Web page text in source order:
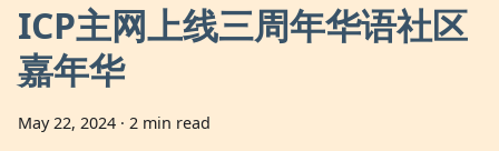
ICP主网上线三周年华语社区
嘉年华
May 22, 2024 · 2 min read